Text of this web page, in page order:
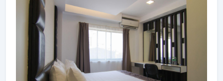
kolam renang luar ruangan, kolam renang dalam
ruangan, spa, pijat. Kemudahan dan kenyamanan
membuat Hotel Parami menjadi pilihan yang
sempurna sebagai tempat menginap Anda di
Yangon.